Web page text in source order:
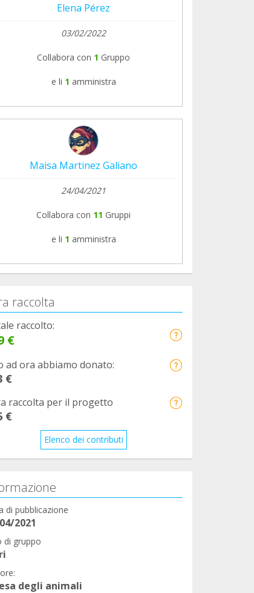
Elena Pérez
03/02/2022
Collabora con 1 Gruppo
e li 1 amministra
Maisa Martinez Galiano
24/04/2021
Collabora con 11 Gruppi
e li 1 amministra
raccolta
raccolto:
€
ad ora abbiamo donato:
€
raccolta per il progetto
€
Elenco dei contributi
di pubblicazione
2021
di gruppo
degli animali